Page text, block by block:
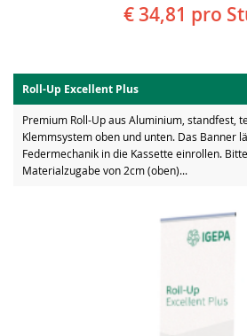
€ 34,81 pro
Roll-Up Excellent Plus
Premium Roll-Up aus Aluminium, standfest,
Klemmsystem oben und unten. Das Banner
Federmechanik in die Kassette einrollen.
Materialzugabe von 2cm (oben)...